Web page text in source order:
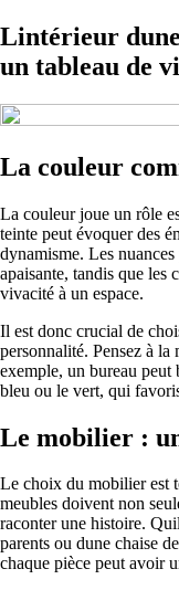
Lintérieur
un tableau de
La couleur
La couleur joue un rôle
teinte peut évoquer des
dynamisme. Les
apaisante, tandis que les
vivacité à un espace.
Il est donc crucial de
personnalité. Pensez à la
exemple, un bureau peut
bleu ou le vert, qui
Le mobilier :
Le choix du mobilier est
meubles doivent non
raconter une histoire.
parents ou dune chaise
chaque pièce peut avoir